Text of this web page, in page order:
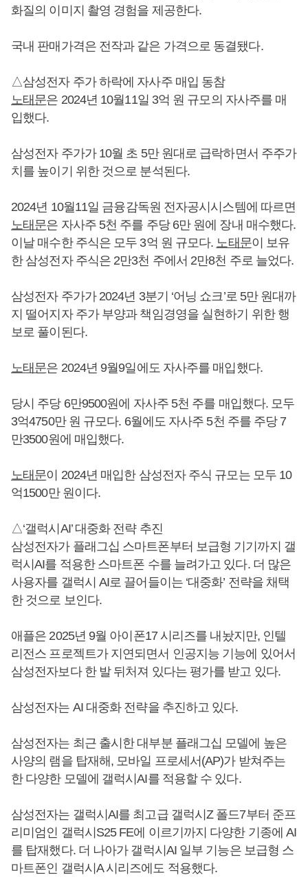
화질의 이미지 촬영 경험을 제공한다.
국내 판매가격은 전작과 같은 가격으로 동결됐다.
△삼성전자 주가 하락에 자사주 매입 동참
노태문은 2024년 10월11일 3억 원 규모의 자사주를 매
입했다.
삼성전자 주가가 10월 초 5만 원대로 급락하면서 주주가
치를 높이기 위한 것으로 분석된다.
2024년 10월11일 금융감독원 전자공시시스템에 따르면
노태문은 자사주 5천 주를 주당 6만 원에 장내 매수했다.
이날 매수한 주식은 모두 3억 원 규모다. 노태문이 보유
한 삼성전자 주식은 2만3천 주에서 2만8천 주로 늘었다.
삼성전자 주가가 2024년 3분기 ‘어닝 쇼크’로 5만 원대까
지 떨어지자 주가 부양과 책임경영을 실현하기 위한 행
보로 풀이된다.
노태문은 2024년 9월9일에도 자사주를 매입했다.
당시 주당 6만9500원에 자사주 5천 주를 매입했다. 모두
3억4750만 원 규모다. 6월에도 자사주 5천 주를 주당 7
만3500원에 매입했다.
노태문이 2024년 매입한 삼성전자 주식 규모는 모두 10
억1500만 원이다.
△‘갤럭시AI’ 대중화 전략 추진
삼성전자가 플래그십 스마트폰부터 보급형 기기까지 갤
럭시AI를 적용한 스마트폰 수를 늘려가고 있다. 더 많은
사용자를 갤럭시 AI로 끌어들이는 ‘대중화’ 전략을 채택
한 것으로 보인다.
애플은 2025년 9월 아이폰17 시리즈를 내놨지만, 인텔
리전스 프로젝트가 지연되면서 인공지능 기능에 있어서
삼성전자보다 한 발 뒤처져 있다는 평가를 받고 있다.
삼성전자는 AI 대중화 전략을 추진하고 있다.
삼성전자는 최근 출시한 대부분 플래그십 모델에 높은
사양의 램을 탑재해, 모바일 프로세서(AP)가 받쳐주는
한 다양한 모델에 갤럭시AI를 적용할 수 있다.
삼성전자는 갤럭시AI를 최고급 갤럭시Z 폴드7부터 준프
리미엄인 갤럭시S25 FE에 이르기까지 다양한 기종에 AI
를 탑재했다. 더 나아가 갤럭시AI 일부 기능은 보급형 스
마트폰인 갤럭시A 시리즈에도 적용했다.